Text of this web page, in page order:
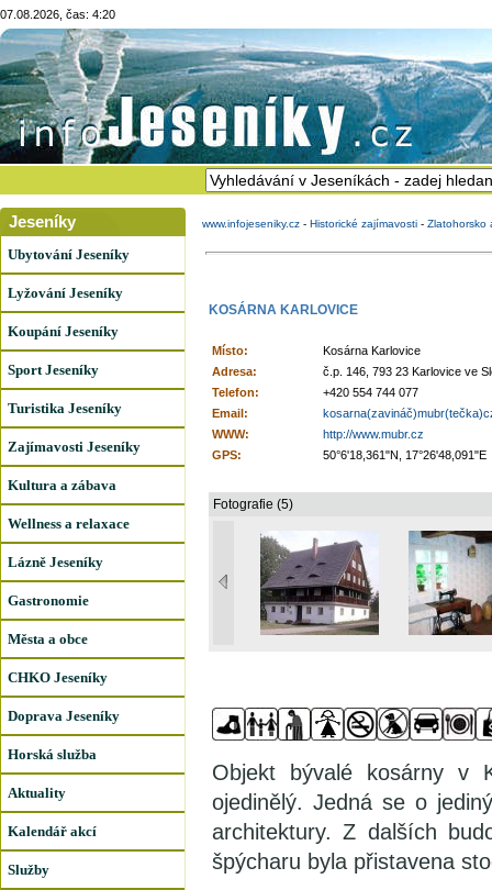
07.08.2026, čas: 4:20
Jeseníky
Ubytování Jeseníky
Lyžování Jeseníky
Koupání Jeseníky
Sport Jeseníky
Turistika Jeseníky
Zajímavosti Jeseníky
Kultura a zábava
Wellness a relaxace
Lázně Jeseníky
Gastronomie
Města a obce
CHKO Jeseníky
Doprava Jeseníky
Horská služba
Aktuality
Kalendář akcí
Služby
www.infojeseniky.cz - Historické zajímavosti - Zlatohorsko
KOSÁRNA KARLOVICE
Místo:
Kosárna Karlovice
Adresa:
č.p. 146, 793 23 Karlovice ve
Telefon:
+420 554 744 077
Email:
WWW:
http://www.mubr.cz
GPS:
50°6'18,361"N, 17°26'48,091"E
Fotografie (5)
Objekt bývalé kosárny v
ojedinělý. Jedná se o
architektury. Z dalších
špýcharu byla přistavena